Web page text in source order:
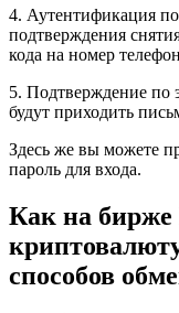
4. Аутентификация
подтверждения
кода на номер
5. Подтверждение по
будут приходить
Здесь же вы можете
пароль для входа.
Как на бирже
способов